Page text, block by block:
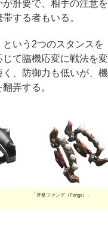
肝要で、相手の注意を
する者もいる。
いう2つのスタンスを
て臨機応変に戦法を変
、防御力も低いが、機
弄する。
「牙拳ファング（Fangs）」